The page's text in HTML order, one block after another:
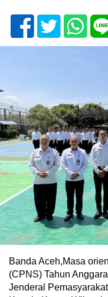
Banda Aceh,Masa
(CPNS) Tahun
Jenderal